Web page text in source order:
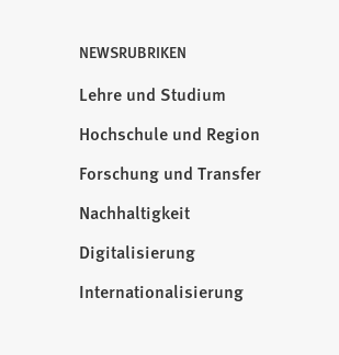
NEWSRUBRIKEN
Lehre und Studium
Hochschule und Region
Forschung und Transfer
Nachhaltigkeit
Digitalisierung
Internationalisierung
Besuchen
Sie
auf: